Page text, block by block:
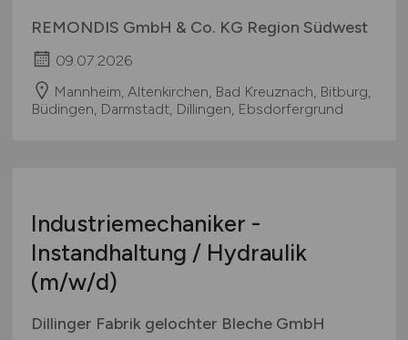
REMONDIS GmbH & Co. KG Region Südwest
09.07.2026
Mannheim, Altenkirchen, Bad Kreuznach, Bitburg,
Büdingen, Darmstadt, Dillingen, Ebsdorfergrund
Industriemechaniker -
Instandhaltung / Hydraulik
(m/w/d)
Dillinger Fabrik gelochter Bleche GmbH